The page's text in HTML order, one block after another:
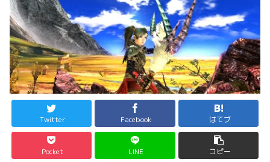
Twitter Facebook はてブ
Pocket LINE コピー